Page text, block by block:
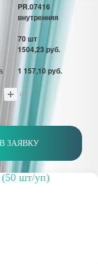
PR.07416
внутренняя
70 шт
1504,23 руб.
1 157,10 руб.
шт
В ЗАЯВКУ
(50 шт/уп)